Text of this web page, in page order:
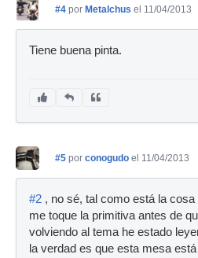
#4 por Metalchus el 11/04/2013
Tiene buena pinta.
#5 por conogudo el 11/04/2013
#2 , no sé, tal como está la
me toque la primitiva antes de
volviendo al tema he estado
la verdad es que esta mesa